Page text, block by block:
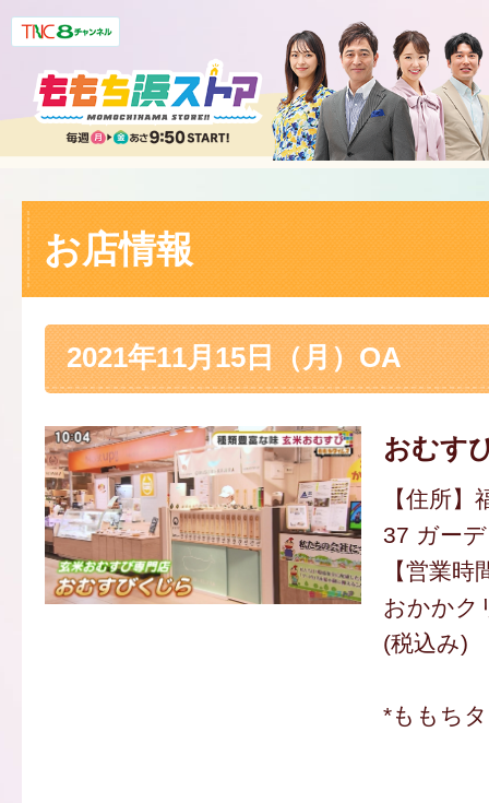
お店情報
2021年11月15日（月）OA
おむす
【住所
37 ガー
【営業
おかかク
(税込み)
*ももち